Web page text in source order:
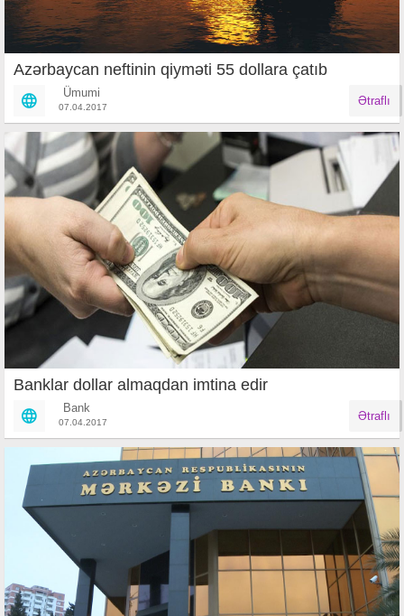
Azərbaycan neftinin qiyməti 55 dollara çatıb
Ümumi
07.04.2017 Ətraflı
Banklar dollar almaqdan imtina edir
Bank
07.04.2017 Ətraflı